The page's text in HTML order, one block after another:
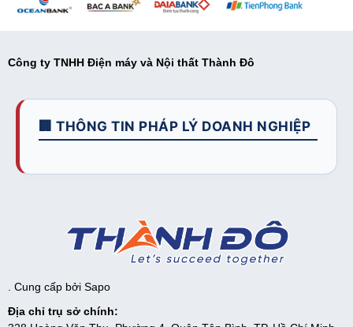
Công ty TNHH Điện máy và Nội thất Thành Đô
🏢 THÔNG TIN PHÁP LÝ DOANH NGHIỆP
. Cung cấp bởi Sapo
Địa chỉ trụ sở chính: